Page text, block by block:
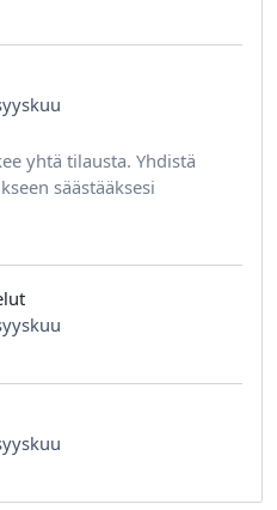
yhtä tilausta. Yhdistä
säästääksesi